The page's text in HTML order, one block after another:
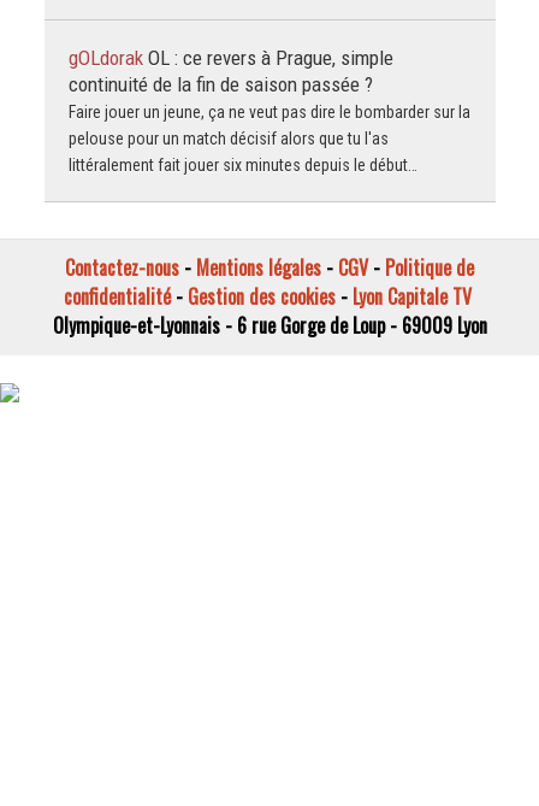
gOLdorak OL : ce revers à Prague, simple
continuité de la fin de saison passée ?
Faire jouer un jeune, ça ne veut pas dire le bombarder sur la
pelouse pour un match décisif alors que tu l'as
littéralement fait jouer six minutes depuis le début…
Contactez-nous - Mentions légales - CGV- Politique de
confidentialité- Gestion des cookies- Lyon Capitale TV
Olympique-et-Lyonnais - 6 rue Gorge de Loup - 69009 Lyon